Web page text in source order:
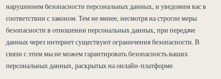
нарушением безопасности персональных данных, и уведомим вас в
соответствии с законом. Тем не менее, несмотря на строгие меры
безопасности в отношении персональных данных, при передаче
данных через интернет существуют ограничения безопасности. В
связи с этим мы не можем гарантировать безопасность ваших
персональных данных, раскрытых на онлайн-платформе.